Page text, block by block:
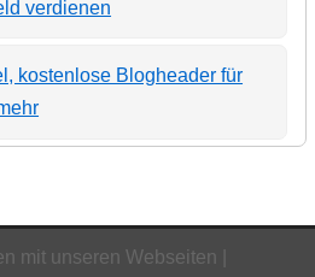
verdienen
kostenlose Blogheader für
mit unseren Webseiten